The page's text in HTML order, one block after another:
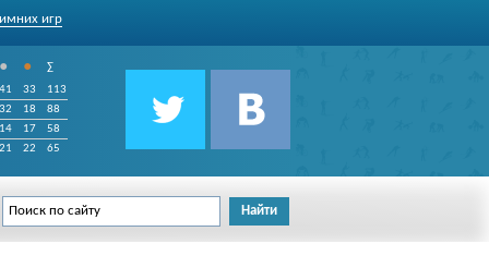
игр
• •
∑
41 33
113
32 18
88
14 17
58
21 22 65